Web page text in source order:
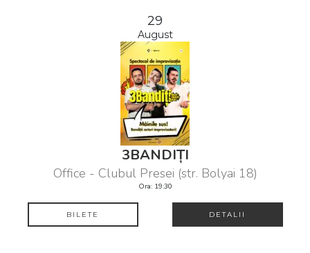
29
August
3BANDIȚI
Office - Clubul Presei (str. Bolyai 18)
Ora: 19:30
BILETE DETALII